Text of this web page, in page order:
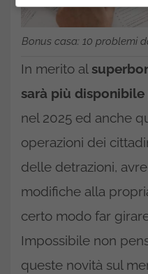
Bonus casa: 10 problemi
In merito al
sarà più disponibile
nel 2025 ed anche
operazioni dei
delle detrazioni,
modifiche alla
certo modo far
Impossibile non
queste novità sul